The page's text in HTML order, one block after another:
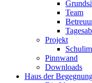
Team
Projekt
Pinnwand
Downloads
Haus der